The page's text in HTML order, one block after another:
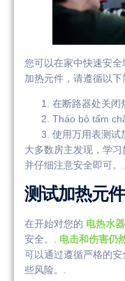
您可以在家中快速安
加热元件，请遵循以下
在断路器处关闭
Tháo bỏ tấm
使用万用表测试
大多数房主发现，学
并仔细注意安全即可。.
测试加热元
在开始对您的 电热水器
安全。. 电击和伤害仍
可以通过遵循严格的
些风险。.